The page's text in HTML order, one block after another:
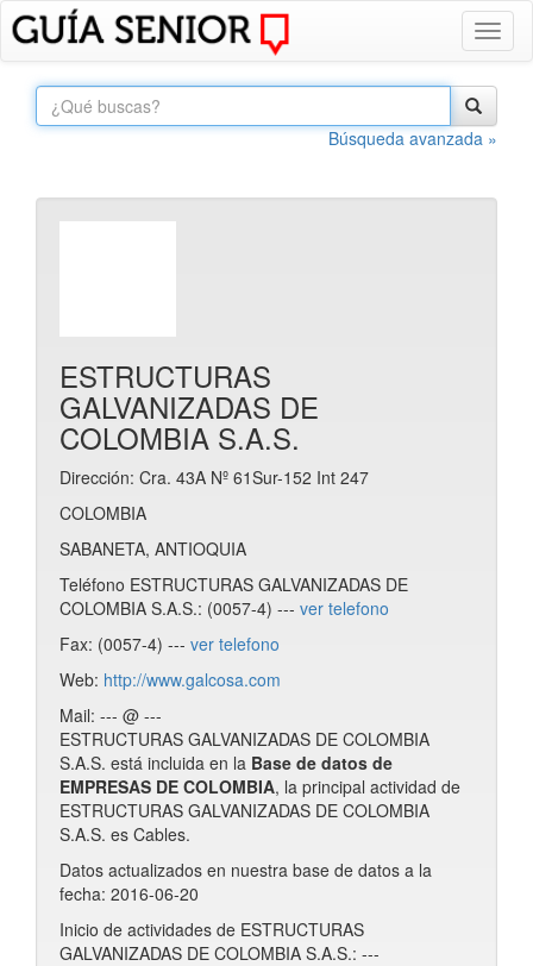
Búsqueda avanzada »
ESTRUCTURAS
GALVANIZADAS DE
COLOMBIA S.A.S.
Dirección: Cra. 43A Nº 61Sur-152 Int 247
COLOMBIA
SABANETA, ANTIOQUIA
Teléfono ESTRUCTURAS GALVANIZADAS DE
COLOMBIA S.A.S.: (0057-4) --- ver telefono
Fax: (0057-4) --- ver telefono
Web: http://www.galcosa.com
Mail: --- @ ---
ESTRUCTURAS GALVANIZADAS DE COLOMBIA
S.A.S. está incluida en la Base de datos de
EMPRESAS DE COLOMBIA, la principal actividad de
ESTRUCTURAS GALVANIZADAS DE COLOMBIA
S.A.S. es Cables.
Datos actualizados en nuestra base de datos a la
fecha: 2016-06-20
Inicio de actividades de ESTRUCTURAS
GALVANIZADAS DE COLOMBIA S.A.S.: ---